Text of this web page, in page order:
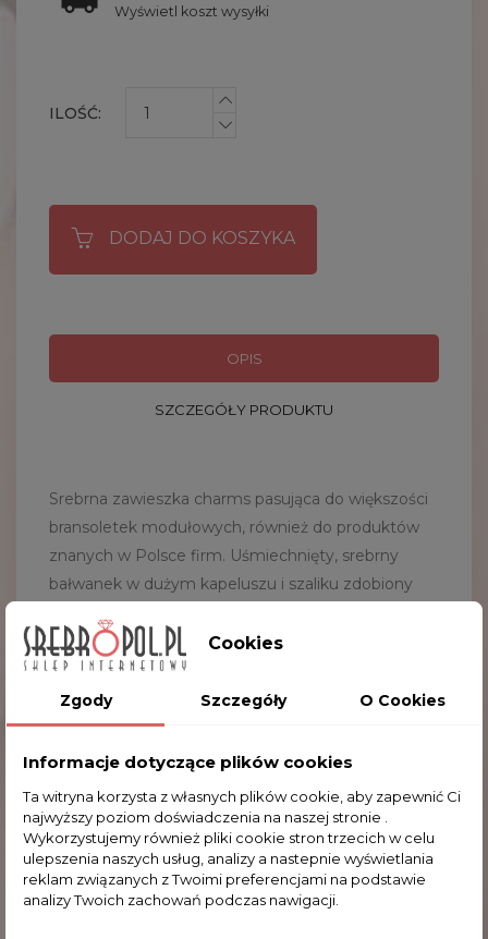
Wyświetl koszt wysyłki
ILOŚĆ:
DODAJ DO KOSZYKA
OPIS
SZCZEGÓŁY PRODUKTU
Srebrna zawieszka charms pasująca do większości
bransoletek modułowych, również do produktów
znanych w Polsce firm. Uśmiechnięty, srebrny
bałwanek w dużym kapeluszu i szaliku zdobiony
pakowany jest w ozdobny woreczek, który ułatwi
jego przechowywanie.
Wymiary bałwanka: 0.85 x 1.3 x 0.85 cm (szer. x
wys. x gł.)
Średnica otworu: 0.4 cm
Waga: 3.0 g
Komentarze (0)
Cookies
Zgody Szczegóły O Cookies
Informacje dotyczące plików cookies
Ta witryna korzysta z własnych plików cookie, aby zapewnić Ci
najwyższy poziom doświadczenia na naszej stronie .
Wykorzystujemy również pliki cookie stron trzecich w celu
ulepszenia naszych usług, analizy a nastepnie wyświetlania
reklam związanych z Twoimi preferencjami na podstawie
analizy Twoich zachowań podczas nawigacji.